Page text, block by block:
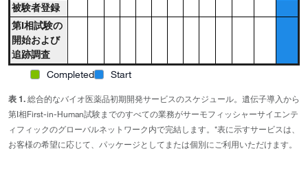
被験者登録
第I相試験の
開始および
追跡調査
Completed
Start
表 1.総合的なバイオ医薬品初期開発サービスのスケジュール。遺伝子導入から
第I相First-in-Human試験までのすべての業務がサーモフィッシャーサイエンテ
ィフィックのグローバルネットワーク内で完結します。*表に示すサービスは、
お客様の希望に応じて、パッケージとしてまたは個別にご利用いただけます。